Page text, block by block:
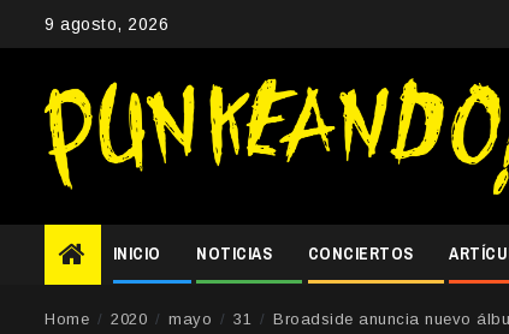
9 agosto, 2026
INICIO NOTICIAS CONCIERTOS
Home 2020 mayo 31 Broadside anuncia nuevo